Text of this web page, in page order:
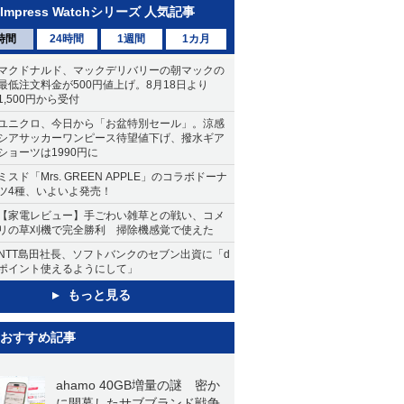
Impress Watchシリーズ 人気記事
間 24時間 1週間 1カ月
クドナルド、マックデリバリーの朝マックの
低注文料金が500円値上げ。8月18日より
円から受付
ニクロ、今日から「お盆特別セール」。涼感
アサッカーワンピース待望値下げ、撥水ギア
ョーツは1990円に
スド「Mrs. GREEN APPLE」のコラボドーナ
4種、いよいよ発売！
家電レビュー】手ごわい雑草との戦い、コメ
の草刈機で完全勝利 掃除機感覚で使えた
島田社長、ソフトバンクのセブン出資に「d
イント使えるようにして」
もっと見る
おすすめ記事
ahamo 40GB増量の謎 密か